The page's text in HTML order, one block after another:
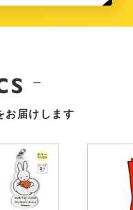
お届けします